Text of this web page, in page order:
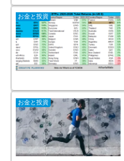
お金と投資
お金と投資